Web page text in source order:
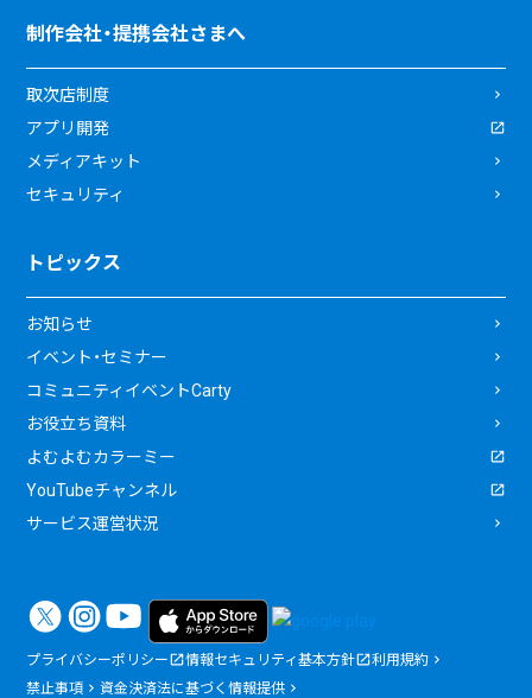
制作会社・提携会社さまへ
取次店制度
アプリ開発
メディアキット
セキュリティ
トピックス
お知らせ
イベント・セミナー
コミュニティイベントCarty
お役立ち資料
よむよむカラーミー
YouTubeチャンネル
サービス運営状況
プライバシーポリシー 情報セキュリティ基本方針
利用規約
禁止事項
資金決済法に基づく情報提供